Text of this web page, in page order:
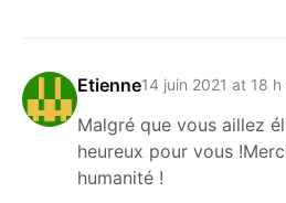
Etienne14 juin 2021 at 18
Malgré que vous aillez
heureux pour vous
humanité !